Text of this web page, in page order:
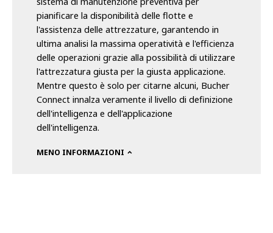
pianificare la disponibilità delle flotte e
l'assistenza delle attrezzature, garantendo in
ultima analisi la massima operatività e l'efficienza
delle operazioni grazie alla possibilità di utilizzare
l'attrezzatura giusta per la giusta applicazione.
Mentre questo è solo per citarne alcuni, Bucher
Connect innalza veramente il livello di definizione
dell'intelligenza e dell'applicazione
dell'intelligenza.
MENO INFORMAZIONI